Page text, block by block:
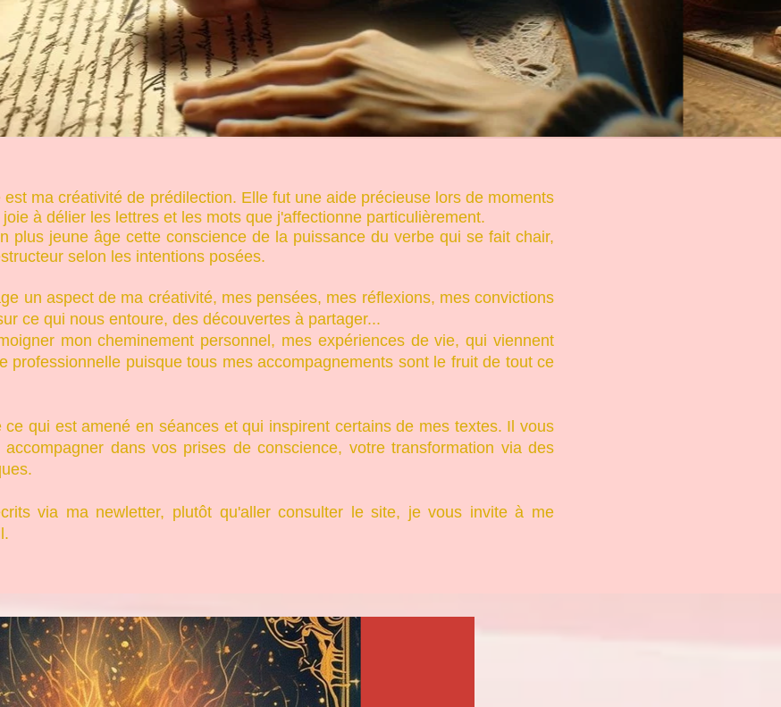
À l'affiche
ma créativité de prédilection. Elle fut une aide précieuse lors de moments
à délier les lettres et les mots que j'affectionne particulièrement.
plus jeune âge cette conscience de la puissance du verbe qui se fait chair,
selon les intentions posées.
un aspect de ma créativité, mes pensées, mes réflexions, mes convictions
ce qui nous entoure, des découvertes à partager...
mon cheminement personnel, mes expériences de vie, qui viennent
professionnelle puisque tous mes accompagnements sont le fruit de tout ce
qui est amené en séances et qui inspirent certains de mes textes. Il vous
dans vos prises de conscience, votre transformation via des
via ma newletter, plutôt qu'aller consulter le site, je vous invite à me